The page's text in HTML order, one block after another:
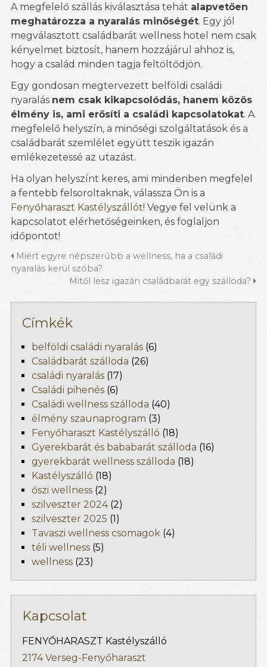
A megfelelő szállás kiválasztása tehát alapvetően
meghatározza a nyaralás minőségét. Egy jól
megválasztott családbarát wellness hotel nem csak
kényelmet biztosít, hanem hozzájárul ahhoz is,
hogy a család minden tagja feltöltődjön.
Egy gondosan megtervezett belföldi családi
nyaralás nem csak kikapcsolódás, hanem közös
élmény is, ami erősíti a családi kapcsolatokat. A
megfelelő helyszín, a minőségi szolgáltatások és a
családbarát szemlélet együtt teszik igazán
emlékezetessé az utazást.
Ha olyan helyszínt keres, ami mindenben megfelel
a fentebb felsoroltaknak, válassza Ön is a
Fenyőharaszt Kastélyszállót! Vegye fel velünk a
kapcsolatot elérhetőségeinken, és foglaljon
időpontot!
Miért egyre népszerűbb a wellness, ha a családi
nyaralás kerül szóba?
Mitől lesz igazán családbarát egy szálloda?
Címkék
belföldi családi nyaralás (6)
Családbarát szálloda (26)
családi nyaralás (17)
Családi pihenés (6)
Családi wellness szálloda (40)
élmény szaunaprogram (3)
Fenyőharaszt Kastélyszálló (18)
Gyerekbarát és bababarát szálloda (16)
gyerekbarát wellness szálloda (18)
Kastélyszálló (18)
őszi wellness (2)
szilveszter 2024(2)
szilveszter 2025 (1)
Tavaszi wellness csomagok (4)
téli wellness (5)
wellness (23)
Kapcsolat
FENYŐHARASZT Kastélyszálló
2174 Verseg-Fenyőharaszt